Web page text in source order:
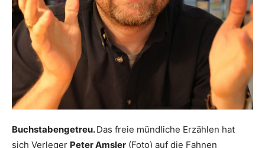
Buchstabengetreu.Das freie mündliche Erzählen hat
sich Verleger Peter Amsler (Foto) auf die Fahnen